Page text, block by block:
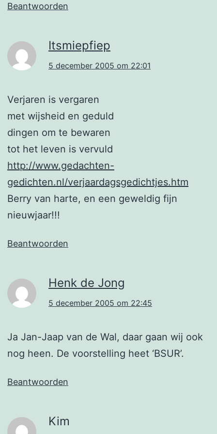
Beantwoorden
Itsmiepfiep
5 december 2005 om 22:01
Verjaren is vergaren
met wijsheid en geduld
dingen om te bewaren
tot het leven is vervuld
http://www.gedachten-
gedichten.nl/verjaardagsgedichtjes.htm
Berry van harte, en een geweldig fijn
nieuwjaar!!!
Beantwoorden
Henk de Jong
5 december 2005 om 22:45
Ja Jan-Jaap van de Wal, daar gaan wij ook
nog heen. De voorstelling heet ‘BSUR’.
Beantwoorden
Kim